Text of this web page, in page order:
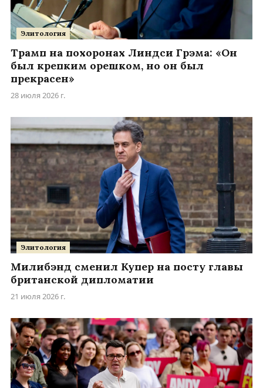
Элитология
Трамп на похоронах Линдси Грэма: «Он
был крепким орешком, но он был
прекрасен»
28 июля 2026 г.
Элитология
Милибэнд сменил Купер на посту главы
британской дипломатии
21 июля 2026 г.